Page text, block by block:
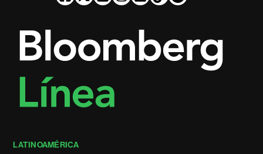
LATINOAMÉRICA